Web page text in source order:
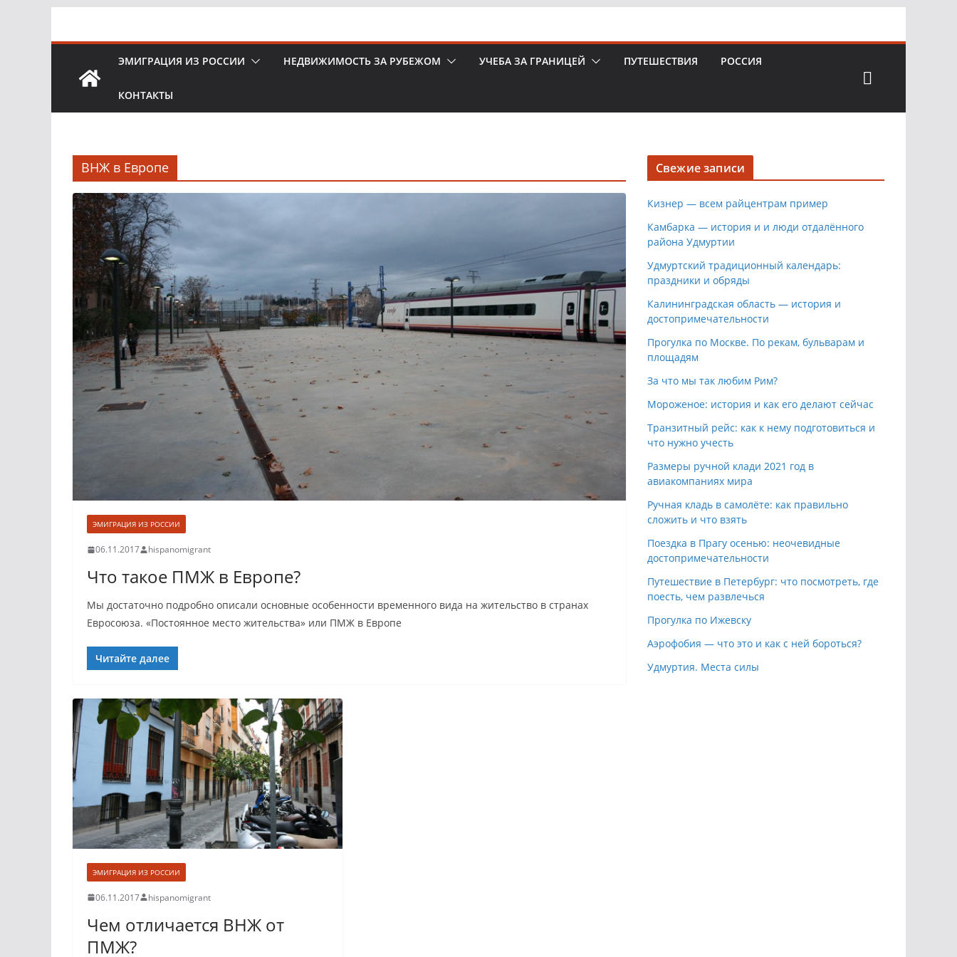
содержимомуЭМИГРАЦИЯ ИЗ РОССИИ НЕДВИЖИМОСТЬ ЗА РУБЕЖОМ УЧЕБА ЗА ГРАНИЦЕЙ ПУТЕШЕСТВИЯ РОССИЯ
КОНТАКТЫ
ВНЖ в Европе
ЭМИГРАЦИЯ ИЗ РОССИИ
06.11.2017 hispanomigrant
Что такое ПМЖ в Европе?
Мы достаточно подробно описали основные особенности временного вида на жительство в странах
Евросоюза. «Постоянное место жительства» или ПМЖ в Европе
Читайте далее
ЭМИГРАЦИЯ ИЗ РОССИИ
06.11.2017 hispanomigrant
Чем отличается ВНЖ от
ПМЖ?
Свежие записи
Кизнер — всем райцентрам пример
Камбарка — история и и люди отдалённого
района Удмуртии
Удмуртский традиционный календарь:
праздники и обряды
Калининградская область — история и
достопримечательности
Прогулка по Москве. По рекам, бульварам и
площадям
За что мы так любим Рим?
Мороженое: история и как его делают сейчас
Транзитный рейс: как к нему подготовиться и
что нужно учесть
Размеры ручной клади 2021 год в
авиакомпаниях мира
Ручная кладь в самолёте: как правильно
сложить и что взять
Поездка в Прагу осенью: неочевидные
достопримечательности
Путешествие в Петербург: что посмотреть, где
поесть, чем развлечься
Прогулка по Ижевску
Аэрофобия — что это и как с ней бороться?
Удмуртия. Места силы